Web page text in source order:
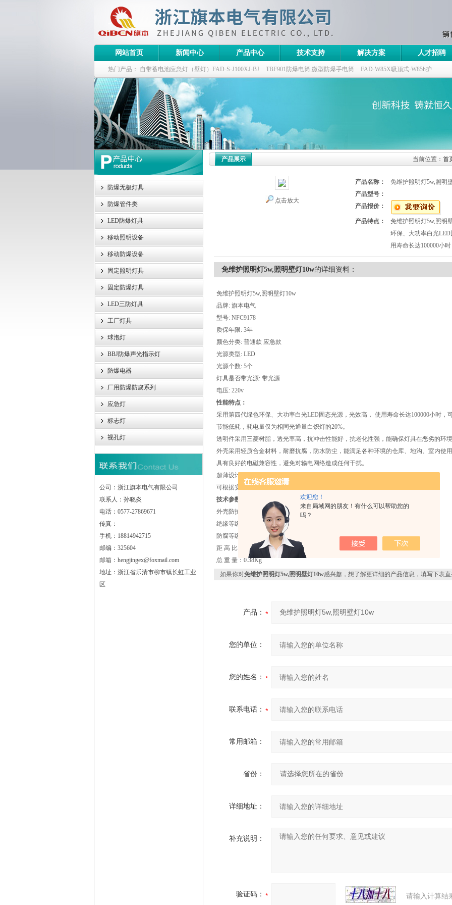
欢迎您！
来自局域网的朋友！有什么可以帮助您的
吗？
浙江旗本电气有限公司
网站首页 新闻中心 产品中心 技术支持 解决方案 人才招聘
热门产品： 自带蓄电池应急灯（壁灯）FAD-S-J100XJ-BJ TBF901防爆电筒,微型防爆手电筒 FAD-W85X吸顶式-W85h护
栏式无极灯 G9960-W120W长寿无极工厂灯,三防无极灯
防爆泛光灯
防爆无极灯具
防爆管件类
LED防爆灯具
移动照明设备
移动防爆设备
固定照明灯具
固定防爆灯具
LED三防灯具
工厂灯具
球泡灯
BBJ防爆声光指示灯
防爆电器
厂用防爆防腐系列
应急灯
标志灯
视孔灯
公司：浙江旗本电气有限公司
联系人：孙晓炎
电话：0577-27869671
传真：
手机：18814942715
邮编：325604
邮箱：hengjingex@foxmail.com
地址：浙江省乐清市柳市镇长虹工业
区
产品展示 当前位置： 首
点击放大
产品名称：
免维护照明灯5w,照明
产品型号：
产品报价：
产品特点：
免维护照明灯5w,照明
环保、大功率白光
用寿命长达100000小
免维护照明灯5w,照明壁灯10w的详细资料：
免维护照明灯5w,照明壁灯10w
品牌: 旗本电气
型号: NFC9178
质保年限: 3年
颜色分类: 普通款 应急款
光源类型: LED
光源个数: 5个
灯具是否带光源: 带光源
电压: 220v
性能特点：
采用第四代绿色环保、大功率白光LED固态光源，光效高， 使用寿命长达100000小时，
节能低耗，耗电量仅为相同光通量白炽灯的20%。
透明件采用三菱树脂，透光率高，抗冲击性能好，抗老化性强，能确保灯具在恶劣的环境
外壳采用轻质合金材料，耐磨抗腐，防水防尘，能满足各种环境的仓库、地沟、室内使用
具有良好的电磁兼容性，避免对输电网络造成任何干扰。
超薄设计，结构紧凑、体积小、重量轻，简捷轻便。
可根据安装场所的环境和使用需要，选择壁挂式、座式、 嵌入式任意一种安装方式
技术参数：
外壳防护：IP65
绝缘等级：I
防腐等级：WF2
距 高 比：1
总 重 量：0.38Kg
如果你对免维护照明灯5w,照明壁灯10w感兴趣，想了解更详细的产品信息，填写下表直
产品：
您的单位：
您的姓名：
联系电话：
常用邮箱：
省份：
详细地址：
补充说明：
验证码： 请输入计算结